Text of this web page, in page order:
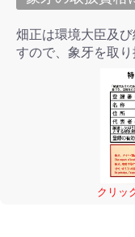
畑正は環境大臣及
すので、象牙を取り
クリッ